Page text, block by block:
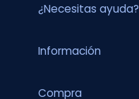
¿Necesitas ayuda?
Información
Compra